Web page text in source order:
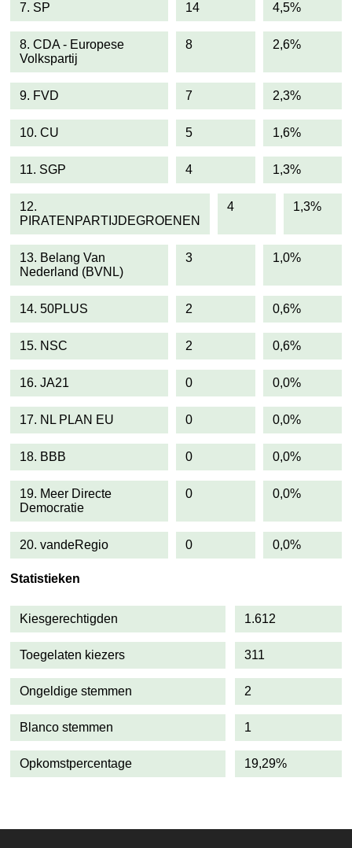
7. SP 14 4,5%
8. CDA - Europese
Volkspartij
8 2,6%
9. FVD 7 2,3%
10. CU 5 1,6%
11. SGP 4 1,3%
12.
PIRATENPARTIJDEGROENEN
4 1,3%
13. Belang Van
Nederland (BVNL)
3 1,0%
14. 50PLUS 2 0,6%
15. NSC 2 0,6%
16. JA21 0 0,0%
17. NL PLAN EU 0 0,0%
18. BBB 0 0,0%
19. Meer Directe
Democratie
0 0,0%
20. vandeRegio 0 0,0%
Statistieken
Kiesgerechtigden 1.612
Toegelaten kiezers 311
Ongeldige stemmen 2
Blanco stemmen 1
Opkomstpercentage 19,29%